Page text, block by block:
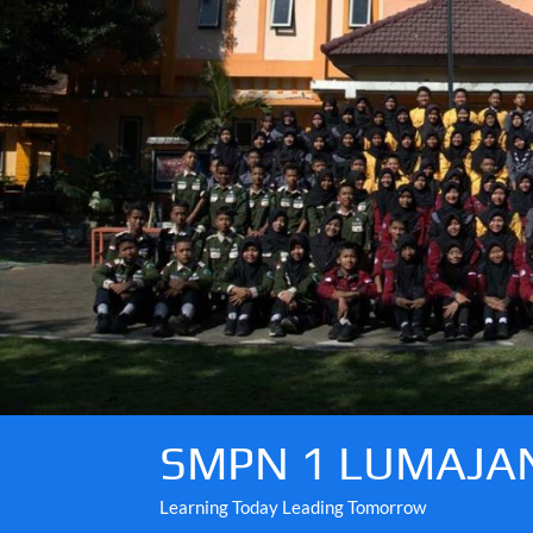
to
content
SMPN 1
Learning Today Leading Tomorrow